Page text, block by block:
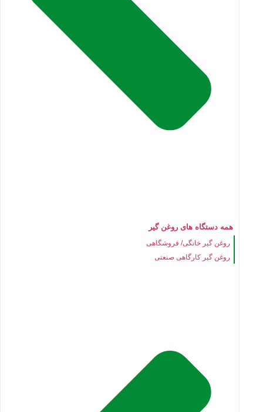
همه دستگاه های روغن گیر
روغن گیر خانگی/ فروشگاهی
روغن گیر کارگاهی صنعتی